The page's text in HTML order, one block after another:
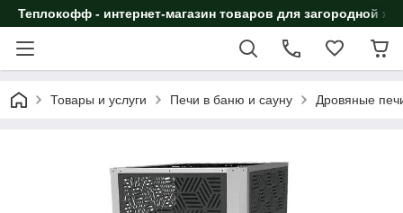
Теплокофф - интернет-магазин товаров для загородной
Товары и услуги Печи в баню и сауну Дровяные